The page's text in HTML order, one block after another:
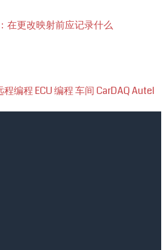
在更改映射前应记录什么
程编程ECU 编程车间 CarDAQAutel